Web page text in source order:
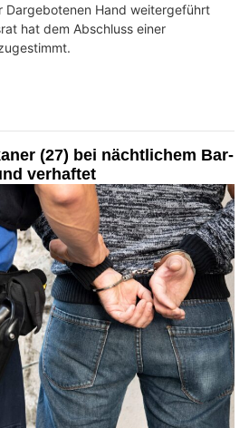
Dargebotenen Hand weitergeführt
hat dem Abschluss einer
(27) bei nächtlichem Bar-
verhaftet